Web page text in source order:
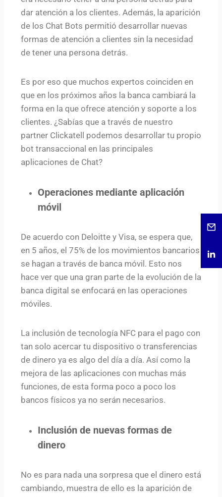
dar atención a los clientes. Además, la aparición
de los Chat Bots permitió desarrollar nuevas
formas de atención a clientes sin la necesidad
de tener una persona detrás.
Es por eso que muchos expertos coinciden en
que en los próximos años la banca cambiará la
forma en la que ofrece atención y soporte a los
clientes. ¿Sabías que a través de nuestro
partner Clickatell podemos desarrollar tu propio
bot transaccional en las principales
aplicaciones de Chat?
Operaciones mediante aplicación
móvil
De acuerdo con Deloitte y Visa, se espera que,
en 5 años, el 75% de los movimientos bancarios
se hagan a través de banca móvil. Esto nos
hace ver que una gran parte de la evolución de la
banca digital se enfocará en las operaciones
móviles.
La inclusión de tecnología NFC para el pago con
tan solo acercar tu dispositivo o transferencias
de dinero ya es algo del día a día. Así como la
mejora de las aplicaciones con muchas más
funciones, de esta forma poco a poco los
bancos físicos ya no serán necesarios.
Inclusión de nuevas formas de
dinero
No es para nada una sorpresa que el dinero está
cambiando, muestra de ello es la aparición de